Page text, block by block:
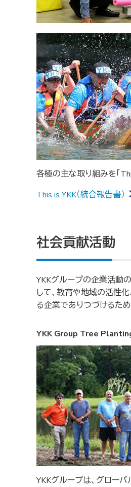
各極の主な取り組みを「
This is YKK（統合報告書）
社会貢献活動
YKKグループの企業活動
して、教育や地域の活性
る企業でありつづけるた
YKK Group Tree Planting
YKKグループは、グローバ